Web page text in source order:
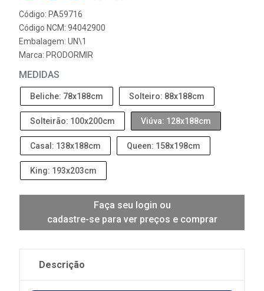
Código: PA59716
Código NCM: 94042900
Embalagem: UN\1
Marca: PRODORMIR
MEDIDAS
Beliche: 78x188cm Solteiro: 88x188cm
Solteirão: 100x200cm Viúva: 128x188cm
Casal: 138x188cm Queen: 158x198cm
King: 193x203cm
Faça seu login ou
cadastre-se para ver preços e comprar
Descrição